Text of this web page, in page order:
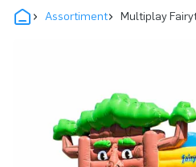
Assortiment Multiplay